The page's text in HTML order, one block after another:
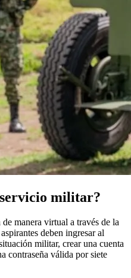
militar?
manera virtual a través de la
deben ingresar al
militar, crear una cuenta
contraseña válida por siete